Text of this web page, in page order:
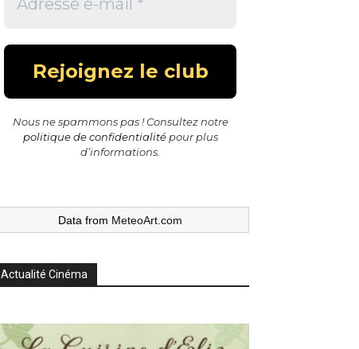
Nous ne spammons pas ! Consultez notre
politique de confidentialitépour plus
d’informations.
Data from MeteoArt.com
Actualité Cinéma